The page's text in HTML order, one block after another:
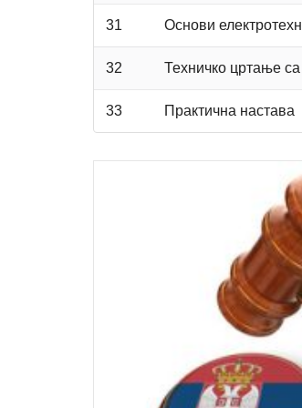
31 Основи
32 Техничко цртање
33 Практична настава